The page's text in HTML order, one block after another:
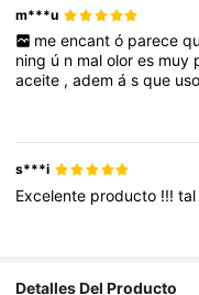
m***u
me encant ó parece
ning ú n malolores muy
aceite ,ademásque uso
s***i
Excelente producto !!!
Detalles Del Producto
4,84 6.5K